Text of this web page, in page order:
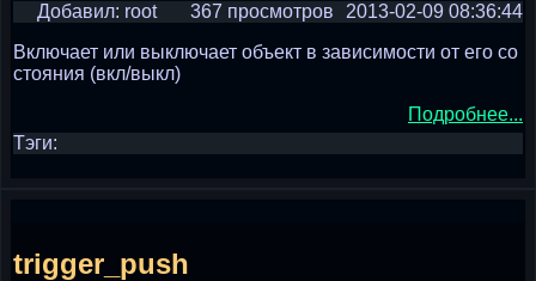
Добавил: root 2013-02-09 08:36:44
367 просмотров
Включает или выключает объект в зависимости от его со
стояния (вкл/выкл)
Подробнее...
Тэги:
trigger_push